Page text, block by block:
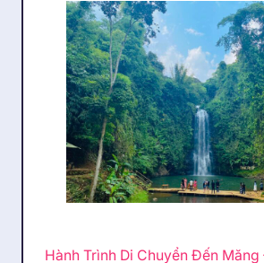
Hành Trình Di Chuyển Đến Măng